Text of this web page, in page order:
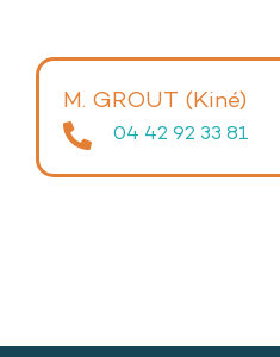
M. GROUT (Kiné)
04 42 92 33 81